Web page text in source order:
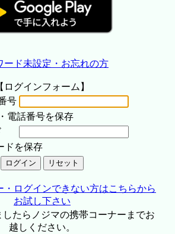
ード未設定・お忘れの方
【ログインフォーム】
号
電話番号を保存
ドを保存
・ログインできない方はこちらから
お試し下さい
たらノジマの携帯コーナーまでお
越しください。